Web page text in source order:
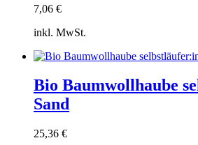
7,06 €
inkl. MwSt.
Zum
hinzufügen
Bio Baumwollhaube
Sand
25,36 €